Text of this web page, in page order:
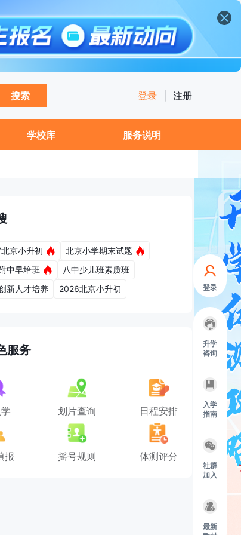
登录
升学
咨询
入学
指南
社群
加入
最新
搜索
登录 注册
学校库 服务说明
京小升初
北京小学期末试题
中早培班
八中少儿班素质班
新人才培养
2026北京小升初
服务
划片查询 日程安排
报 摇号规则 体测评分